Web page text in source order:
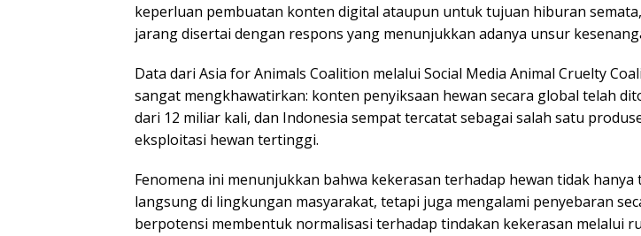
keperluan pembuatan konten digital ataupun untuk tujuan hiburan
jarang disertai dengan respons yang menunjukkan adanya unsur
Data dari Asia for Animals Coalition melalui Social Media Animal Cruelty
sangat mengkhawatirkan: konten penyiksaan hewan secara global telah
dari 12 miliar kali, dan Indonesia sempat tercatat sebagai salah satu
eksploitasi hewan tertinggi.
Fenomena ini menunjukkan bahwa kekerasan terhadap hewan tidak hanya
langsung di lingkungan masyarakat, tetapi juga mengalami penyebaran
berpotensi membentuk normalisasi terhadap tindakan kekerasan melalui